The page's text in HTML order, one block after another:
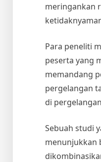
meringankan
Para peneliti
peserta yang
memandang
pergelangan
di
Sebuah studi
menunjukkan